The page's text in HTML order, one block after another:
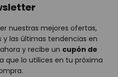
nuestras mejores ofertas,
y las últimas tendencias en
y recibe un cupón de
que lo utilices en tu próxima